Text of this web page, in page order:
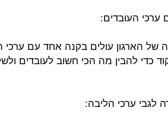
של הארגון עולים בקנה אחד עם
כדי להבין מה הכי חשוב לעובדים